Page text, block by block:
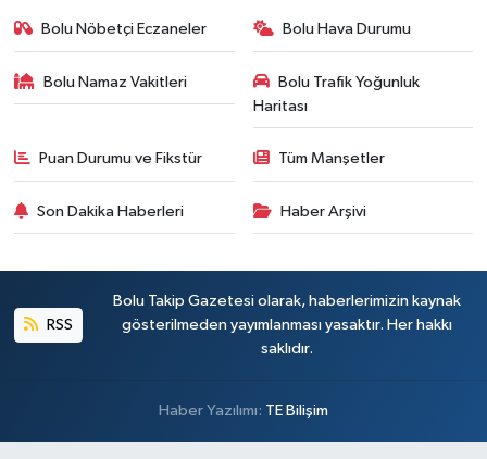
Bolu Nöbetçi Eczaneler Bolu Hava Durumu
Bolu Namaz Vakitleri
Bolu Trafik Yoğunluk
Haritası
Puan Durumu ve Fikstür Tüm Manşetler
Son Dakika Haberleri Haber Arşivi
RSS
Bolu Takip Gazetesi olarak, haberlerimizin kaynak
gösterilmeden yayımlanması yasaktır. Her hakkı
saklıdır.
Haber Yazılımı: TE Bilişim